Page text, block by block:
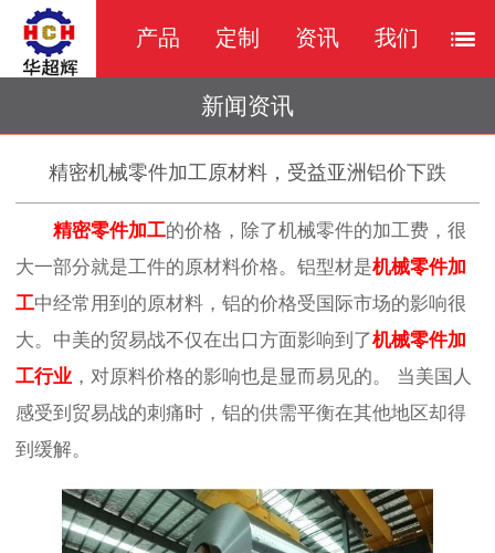
产品 定制 资讯 我们
新闻资讯
精密机械零件加工原材料，受益亚洲铝价下跌
精密零件加工的价格，除了机械零件的加工费，很
大一部分就是工件的原材料价格。铝型材是机械零件加
工中经常用到的原材料，铝的价格受国际市场的影响很
大。中美的贸易战不仅在出口方面影响到了机械零件加
工行业 ，对原料价格的影响也是显而易见的。
当美国人
感受到贸易战的刺痛时，铝的供需平衡在其他地区却得
到缓解。